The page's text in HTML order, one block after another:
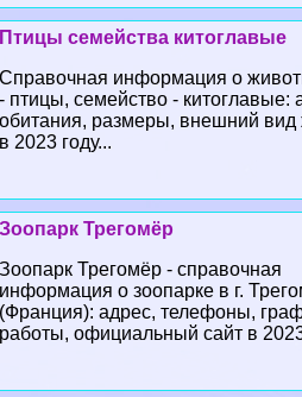
Птицы семейства китоглавые
Справочная информация о
- птицы, семейство - китоглавые:
обитания, размеры, внешний вид
в 2023 году...
Зоопарк Трегомёр
Зоопарк Трегомёр - справочная
информация о зоопарке в г.
(Франция): адрес, телефоны,
работы, официальный сайт в 2023